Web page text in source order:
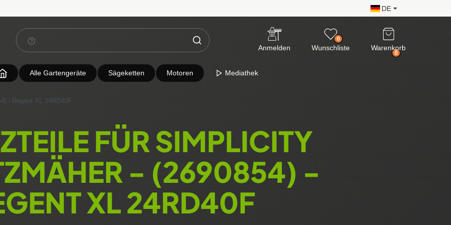
DE
Anmelden
0
Wunschliste
0
Warenkorb
Alle Gartengeräte Sägeketten Motoren Mediathek
- Regent XL 24RD40F
FÜR SIMPLICITY
- (2690854) -
XL 24RD40F